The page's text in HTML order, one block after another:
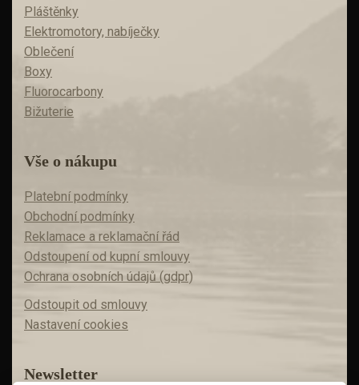
Pláštěnky
Elektromotory, nabíječky
Oblečení
Boxy
Fluorocarbony
Bižuterie
Vše o nákupu
Platební podmínky
Obchodní podmínky
Reklamace a reklamační řád
Odstoupení od kupní smlouvy
Ochrana osobních údajů (gdpr)
Odstoupit od smlouvy
Nastavení cookies
Newsletter